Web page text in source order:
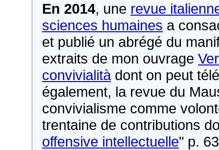
En 2014, une revue
sciences humaines a
et publié un abrégé du
extraits de mon ouvrage
convivialitàdont on peut
également, la revue du
convivialisme comme
trentaine de contributions
offensive intellectuelle" p.